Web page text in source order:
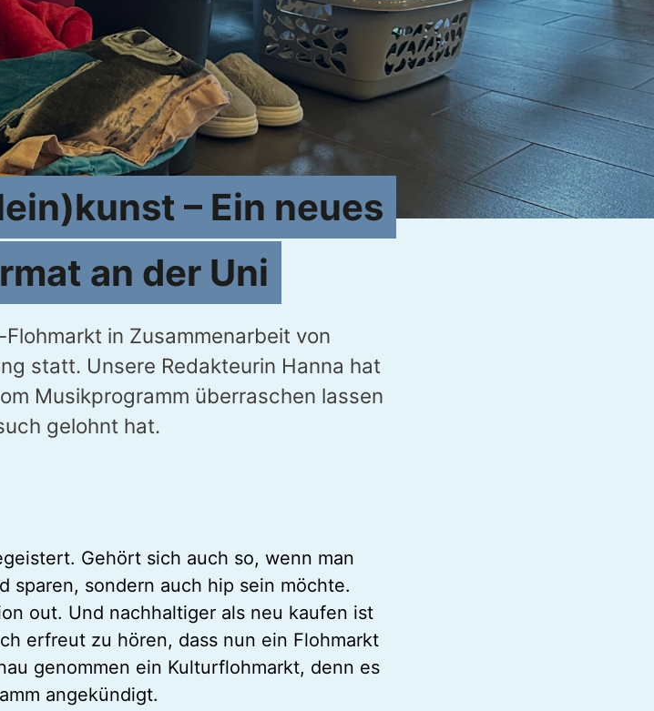
– Ein neues
an der Uni
in Zusammenarbeit von
statt. Unsere Redakteurin Hanna hat
Musikprogramm überraschen lassen
gelohnt hat.
Gehört sich auch so, wenn man
sparen, sondern auch hip sein möchte.
out. Und nachhaltiger als neu kaufen ist
erfreut zu hören, dass nun ein Flohmarkt
genommen ein Kulturflohmarkt, denn es
angekündigt.